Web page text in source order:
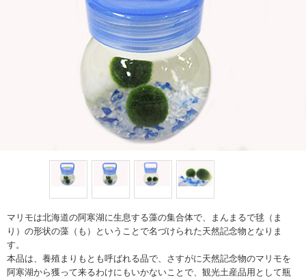
マリモは北海道の阿寒湖に生息する藻の集合体で、まんまるで毬（ま
り）の形状の藻（も）ということで名づけられた天然記念物となりま
す。
本品は、養殖まりもとも呼ばれる品で、さすがに天然記念物のマリモを
阿寒湖から獲って来るわけにもいかないことで、観光土産品用として瓶